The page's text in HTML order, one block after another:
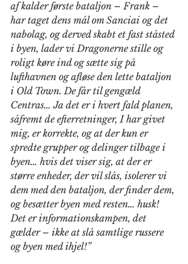
af kalder første bataljon – Frank –
har taget dens mål om Sanciai og det
nabolag, og derved skabt et fast ståsted
i byen, lader vi Dragonerne stille og
roligt køre ind og sætte sig på
lufthavnen og afløse den lette bataljon
i Old Town. De får til gengæld
Centras… Ja det er i hvert fald planen,
såfremt de efterretninger, I har givet
mig, er korrekte, og at der kun er
spredte grupper og delinger tilbage i
byen… hvis det viser sig, at der er
større enheder, der vil slås, isolerer vi
dem med den bataljon, der finder dem,
og besætter byen med resten… husk!
Det er informationskampen, det
gælder – ikke at slå samtlige russere
og byen med ihjel!”